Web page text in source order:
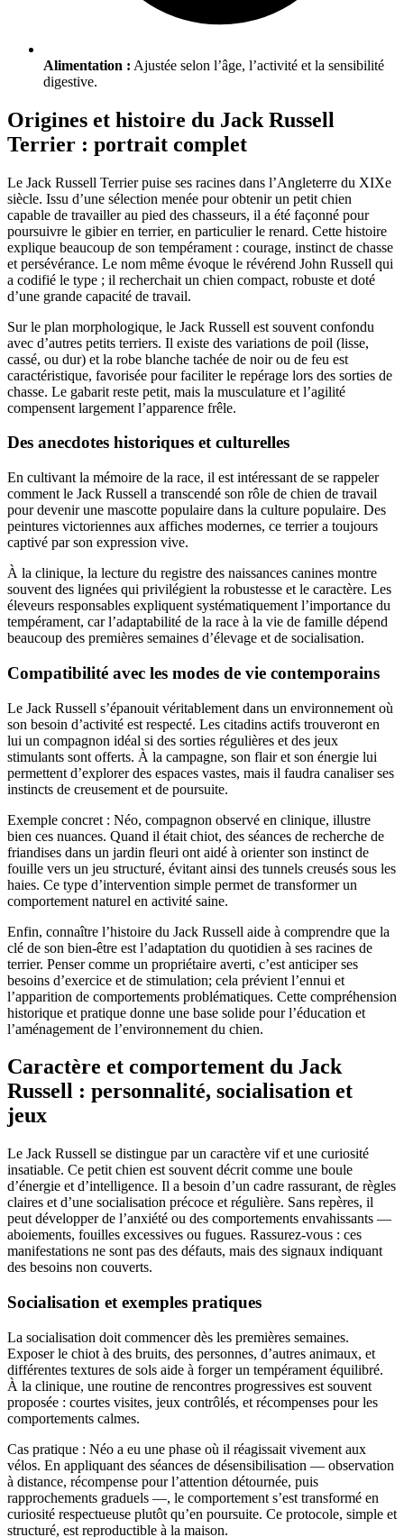
Alimentation : Ajustée selon l’âge, l’activité et la sensibilité
digestive.
Origines et histoire du Jack Russell
Terrier : portrait complet
Le Jack Russell Terrier puise ses racines dans l’Angleterre du XIXe
siècle. Issu d’une sélection menée pour obtenir un petit chien
capable de travailler au pied des chasseurs, il a été façonné pour
poursuivre le gibier en terrier, en particulier le renard. Cette histoire
explique beaucoup de son tempérament : courage, instinct de chasse
et persévérance. Le nom même évoque le révérend John Russell qui
a codifié le type ; il recherchait un chien compact, robuste et doté
d’une grande capacité de travail.
Sur le plan morphologique, le Jack Russell est souvent confondu
avec d’autres petits terriers. Il existe des variations de poil (lisse,
cassé, ou dur) et la robe blanche tachée de noir ou de feu est
caractéristique, favorisée pour faciliter le repérage lors des sorties de
chasse. Le gabarit reste petit, mais la musculature et l’agilité
compensent largement l’apparence frêle.
Des anecdotes historiques et culturelles
En cultivant la mémoire de la race, il est intéressant de se rappeler
comment le Jack Russell a transcendé son rôle de chien de travail
pour devenir une mascotte populaire dans la culture populaire. Des
peintures victoriennes aux affiches modernes, ce terrier a toujours
captivé par son expression vive.
À la clinique, la lecture du registre des naissances canines montre
souvent des lignées qui privilégient la robustesse et le caractère. Les
éleveurs responsables expliquent systématiquement l’importance du
tempérament, car l’adaptabilité de la race à la vie de famille dépend
beaucoup des premières semaines d’élevage et de socialisation.
Compatibilité avec les modes de vie contemporains
Le Jack Russell s’épanouit véritablement dans un environnement où
son besoin d’activité est respecté. Les citadins actifs trouveront en
lui un compagnon idéal si des sorties régulières et des jeux
stimulants sont offerts. À la campagne, son flair et son énergie lui
permettent d’explorer des espaces vastes, mais il faudra canaliser ses
instincts de creusement et de poursuite.
Exemple concret : Néo, compagnon observé en clinique, illustre
bien ces nuances. Quand il était chiot, des séances de recherche de
friandises dans un jardin fleuri ont aidé à orienter son instinct de
fouille vers un jeu structuré, évitant ainsi des tunnels creusés sous les
haies. Ce type d’intervention simple permet de transformer un
comportement naturel en activité saine.
Enfin, connaître l’histoire du Jack Russell aide à comprendre que la
clé de son bien-être est l’adaptation du quotidien à ses racines de
terrier. Penser comme un propriétaire averti, c’est anticiper ses
besoins d’exercice et de stimulation; cela prévient l’ennui et
l’apparition de comportements problématiques. Cette compréhension
historique et pratique donne une base solide pour l’éducation et
l’aménagement de l’environnement du chien.
Caractère et comportement du Jack
Russell : personnalité, socialisation et
jeux
Le Jack Russell se distingue par un caractère vif et une curiosité
insatiable. Ce petit chien est souvent décrit comme une boule
d’énergie et d’intelligence. Il a besoin d’un cadre rassurant, de règles
claires et d’une socialisation précoce et régulière. Sans repères, il
peut développer de l’anxiété ou des comportements envahissants —
aboiements, fouilles excessives ou fugues. Rassurez-vous : ces
manifestations ne sont pas des défauts, mais des signaux indiquant
des besoins non couverts.
Socialisation et exemples pratiques
La socialisation doit commencer dès les premières semaines.
Exposer le chiot à des bruits, des personnes, d’autres animaux, et
différentes textures de sols aide à forger un tempérament équilibré.
À la clinique, une routine de rencontres progressives est souvent
proposée : courtes visites, jeux contrôlés, et récompenses pour les
comportements calmes.
Cas pratique : Néo a eu une phase où il réagissait vivement aux
vélos. En appliquant des séances de désensibilisation — observation
à distance, récompense pour l’attention détournée, puis
rapprochements graduels —, le comportement s’est transformé en
curiosité respectueuse plutôt qu’en poursuite. Ce protocole, simple et
structuré, est reproductible à la maison.